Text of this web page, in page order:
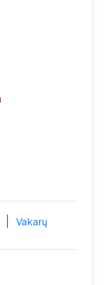
Vakarų